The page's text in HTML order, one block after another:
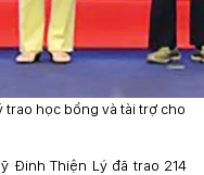
trao học bổng và tài trợ cho
Đinh Thiện Lý đã trao 214